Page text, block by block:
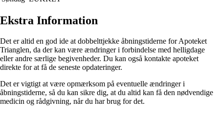
Ekstra Information
Det er altid en god ide at dobbelttjekke åbningstiderne for Apoteket
Trianglen, da der kan være ændringer i forbindelse med helligdage
eller andre særlige begivenheder. Du kan også kontakte apoteket
direkte for at få de seneste opdateringer.
Det er vigtigt at være opmærksom på eventuelle ændringer i
åbningstiderne, så du kan sikre dig, at du altid kan få den nødvendige
medicin og rådgivning, når du har brug for det.